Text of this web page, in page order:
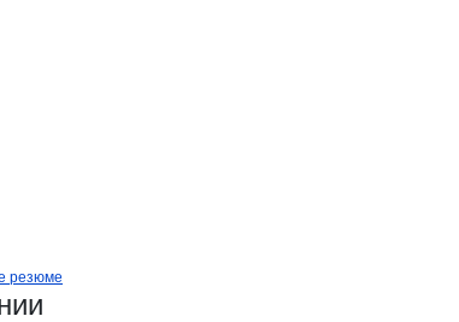
Транс-Трейд
Трейд
резюме